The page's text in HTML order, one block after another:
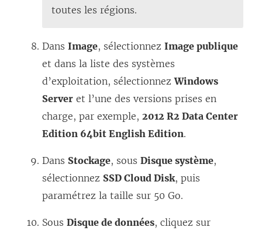
toutes les régions.
Dans Image, sélectionnez Image publique
et dans la liste des systèmes
d’exploitation, sélectionnezWindows
Server et l’une des versions prises en
charge, par exemple, 2012 R2 Data Center
Edition 64bit English Edition.
Dans Stockage, sous Disque système,
sélectionnez SSD Cloud Disk, puis
paramétrez la taille sur 50 Go.
Sous Disque de données, cliquez sur